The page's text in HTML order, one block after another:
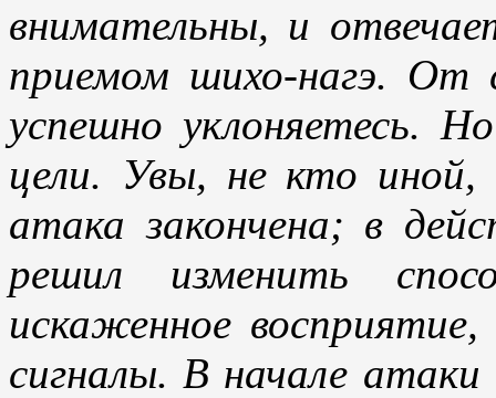
внимательны, и
приемом шихо-нагэ. От
успешно уклоняетесь.
цели. Увы, не кто иной,
атака закончена; в
решил изменить
искаженное
сигналы. В начале